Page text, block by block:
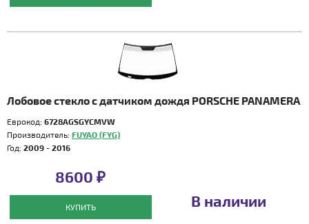
Лобовое стекло с датчиком дождя PORSCHE PANAMERA
Еврокод: 6728AGSGYCMVW
Производитель: FUYAO (FYG)
Год: 2009 - 2016
8600 ₽
КУПИТЬ В наличии